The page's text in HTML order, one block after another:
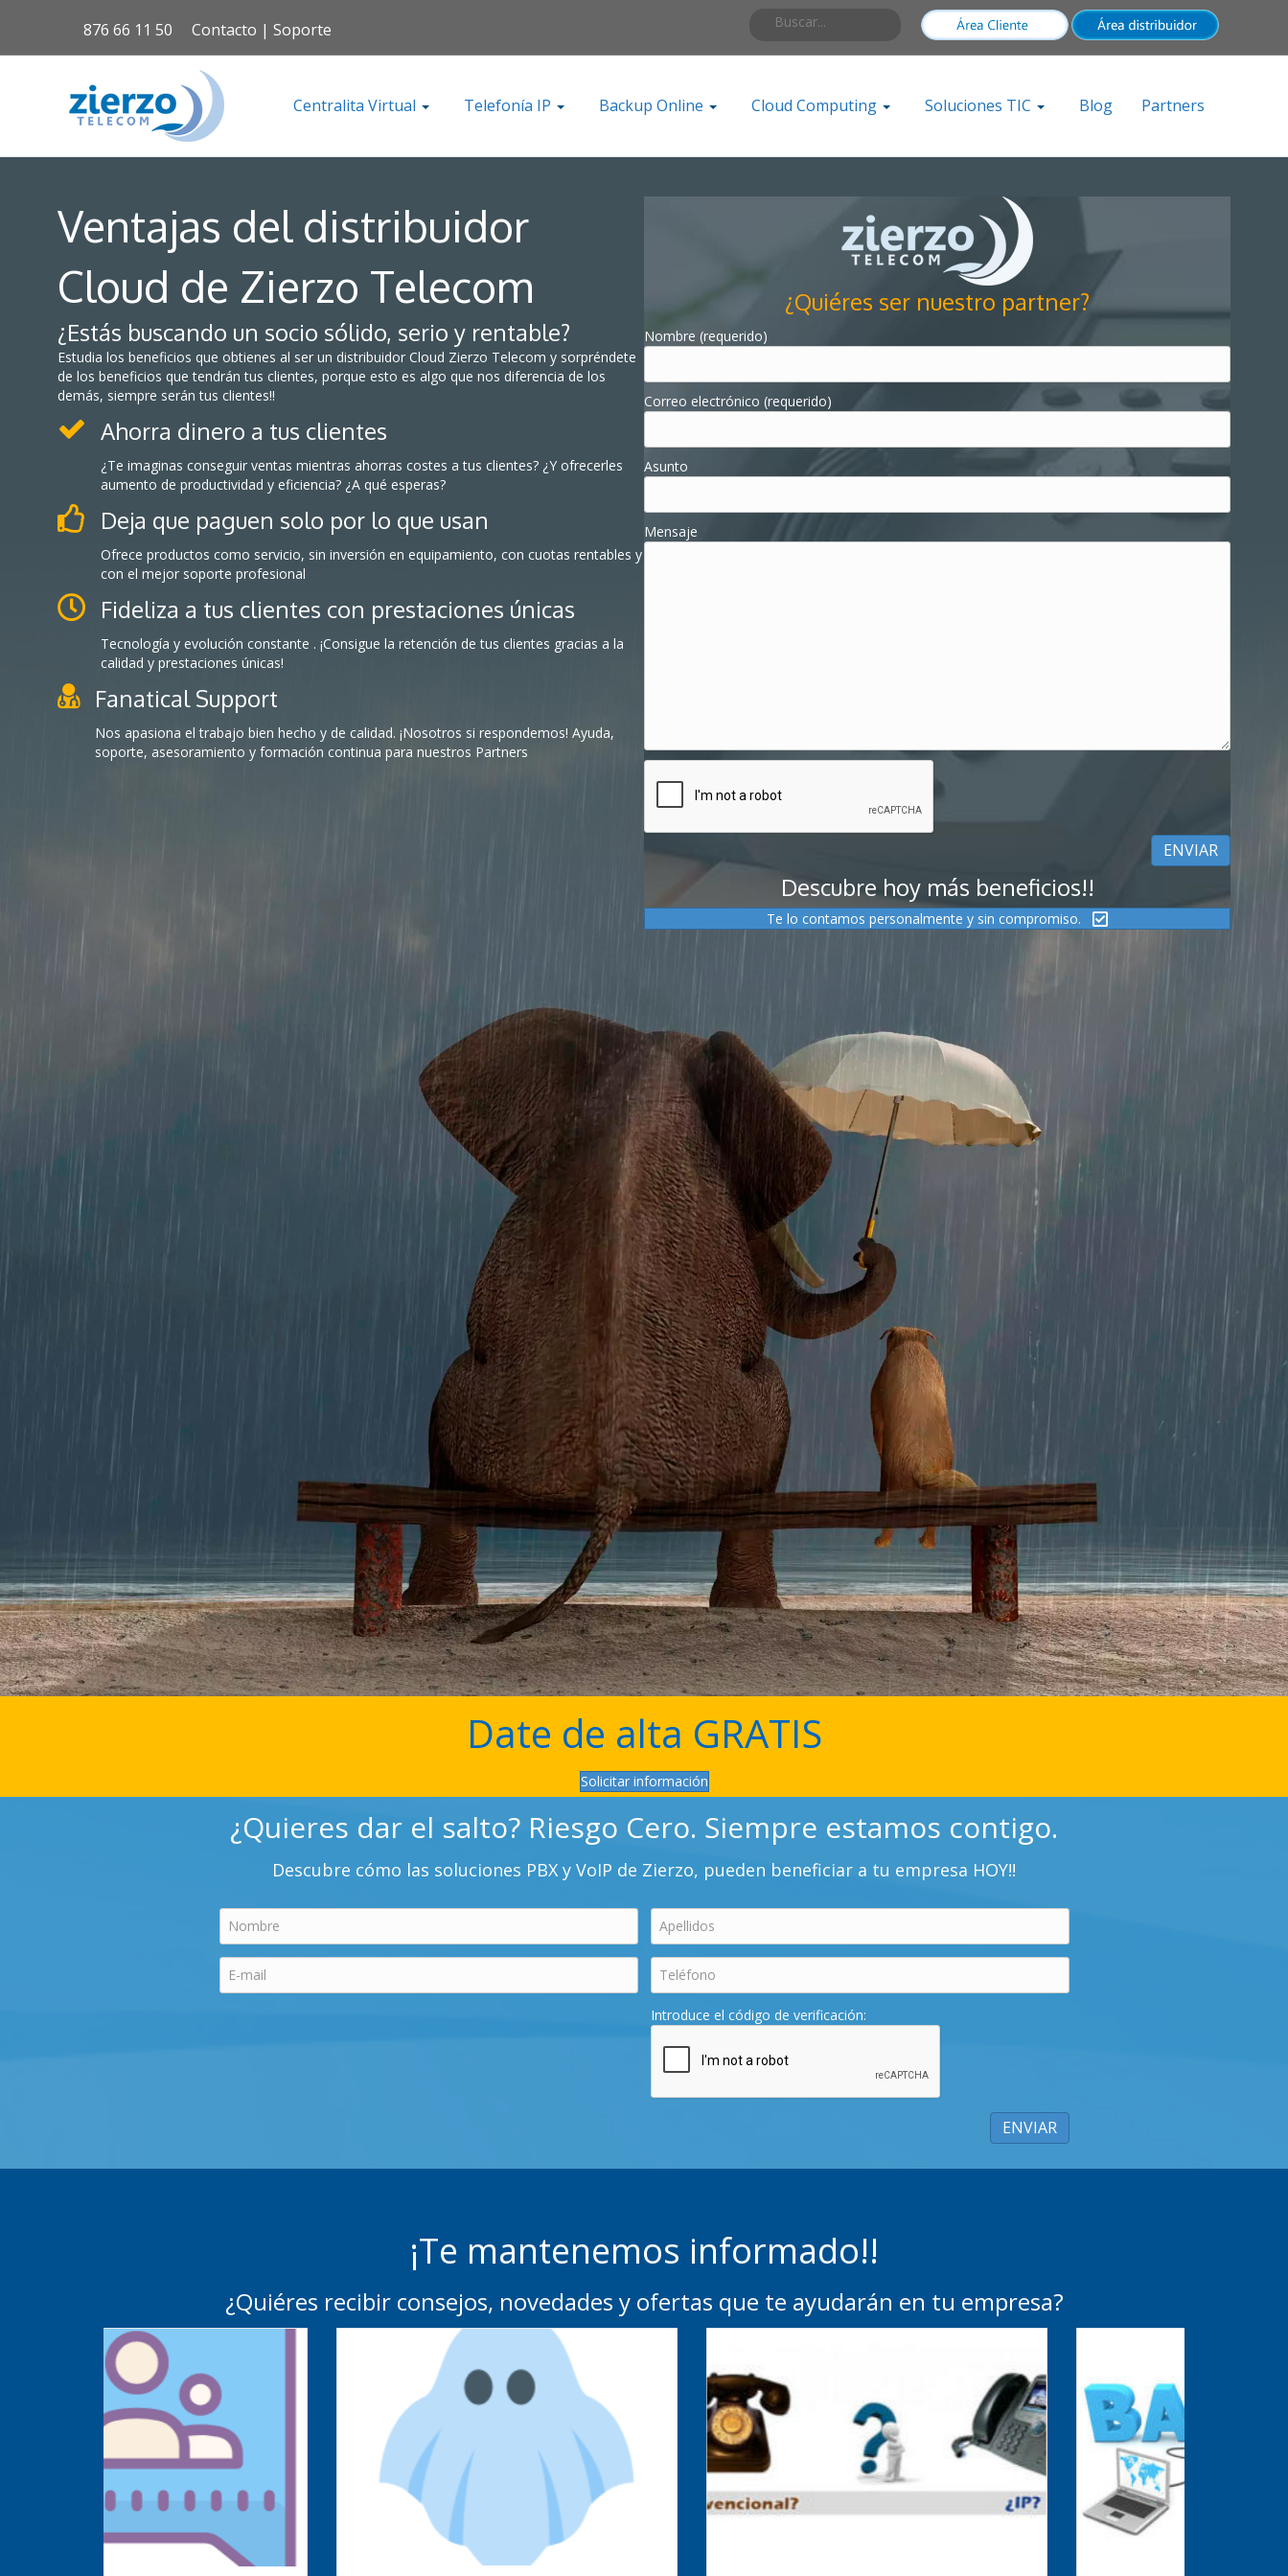
876 66 11 50 Contacto | Soporte
Centralita Virtual Telefonía IP Backup Online Cloud Computing Soluciones TIC Blog Partners
Ventajas del distribuidor
Cloud de Zierzo Telecom
¿Estás buscando un socio sólido, serio y rentable?
Estudia los beneficios que obtienes al ser un distribuidor Cloud Zierzo Telecom y sorpréndete
de los beneficios que tendrán tus clientes, porque esto es algo que nos diferencia de los
demás, siempre serán tus clientes!!
Ahorra dinero a tus clientes
¿Te imaginas conseguir ventas mientras ahorras costes a tus clientes? ¿Y ofrecerles
aumento de productividad y eficiencia? ¿A qué esperas?
Deja que paguen solo por lo que usan
Ofrece productos como servicio, sin inversión en equipamiento, con cuotas rentables y
con el mejor soporte profesional
Fideliza a tus clientes con prestaciones únicas
Tecnología y evolución constante . ¡Consigue la retención de tus clientes gracias a la
calidad y prestaciones únicas!
Fanatical Support
Nos apasiona el trabajo bien hecho y de calidad. ¡Nosotros si respondemos! Ayuda,
soporte, asesoramiento y formación continua para nuestros Partners
¿Quiéres ser nuestro partner?
Nombre (requerido)
Correo electrónico (requerido)
Asunto
Mensaje
Descubre hoy más beneficios!!
Te lo contamos personalmente y sin compromiso.
Date de alta GRATIS
Solicitar información
¿Quieres dar el salto? Riesgo Cero. Siempre estamos contigo.
Descubre cómo las soluciones PBX y VoIP de Zierzo, pueden beneficiar a tu empresa HOY!!
Introduce el código de verificación:
¡Te mantenemos informado!!
¿Quiéres recibir consejos, novedades y ofertas que te ayudarán en tu empresa?